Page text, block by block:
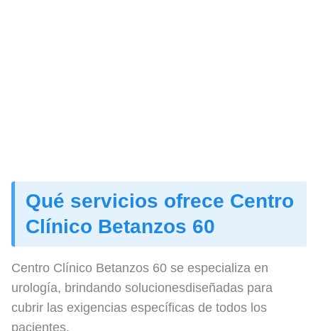
Qué servicios ofrece Centro
Clínico Betanzos 60
Centro Clínico Betanzos 60 se especializa en
urología, brindando solucionesdiseñadas para
cubrir las exigencias específicas de todos los
pacientes.